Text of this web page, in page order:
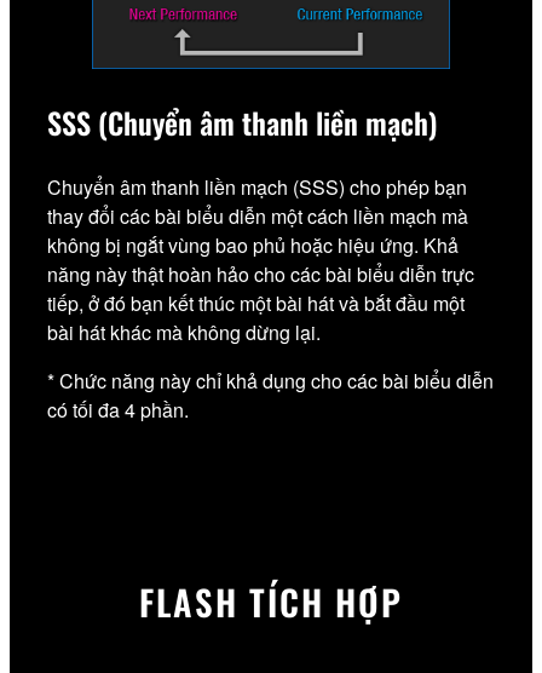
SSS (Chuyển âm thanh liền mạch)
Chuyển âm thanh liền mạch (SSS) cho phép bạn
thay đổi các bài biểu diễn một cách liền mạch mà
không bị ngắt vùng bao phủ hoặc hiệu ứng. Khả
năng này thật hoàn hảo cho các bài biểu diễn trực
tiếp, ở đó bạn kết thúc một bài hát và bắt đầu một
bài hát khác mà không dừng lại.
* Chức năng này chỉ khả dụng cho các bài biểu diễn
có tối đa 4 phần.
FLASH TÍCH HỢP